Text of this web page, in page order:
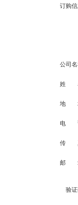
订购信
公司名
姓
地
电
传
邮
验证